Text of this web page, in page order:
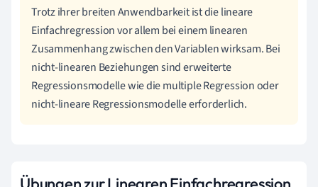
Trotz ihrer breiten Anwendbarkeit ist die lineare
Einfachregression vor allem bei einem linearen
Zusammenhang zwischen den Variablen wirksam. Bei
nicht-linearen Beziehungen sind erweiterte
Regressionsmodelle wie die multiple Regression oder
nicht-lineare Regressionsmodelle erforderlich.